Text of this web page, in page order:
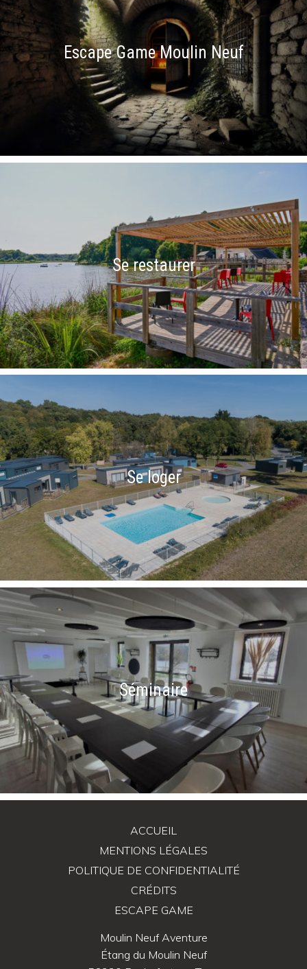
Escape Game Moulin Neuf
Se restaurer
Se loger
Séminaire
ACCUEIL
MENTIONS LÉGALES
POLITIQUE DE CONFIDENTIALITÉ
CRÉDITS
ESCAPE GAME
Moulin Neuf Aventure
Étang du Moulin Neuf